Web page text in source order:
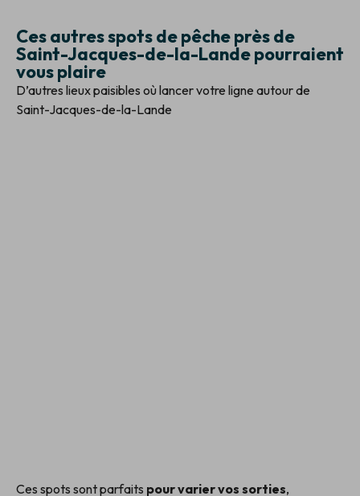
Ces autres spots de pêche près de
Saint-Jacques-de-la-Lande pourraient
vous plaire
D’autres lieux paisibles où lancer votre ligne autour de
Saint-Jacques-de-la-Lande
Ces spots sont parfaits pour varier vos sorties,